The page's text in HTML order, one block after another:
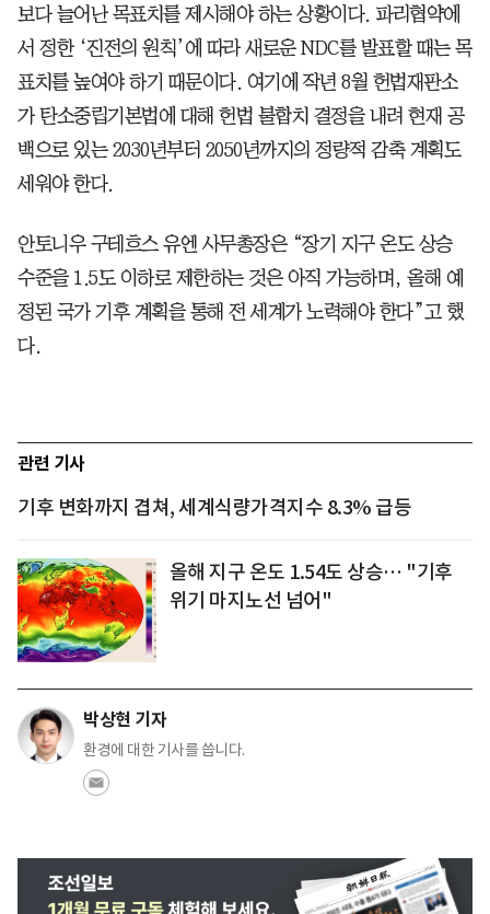
보다 늘어난 목표치를 제시해야 하는 상황이다. 파리협약에
서 정한 ‘진전의 원칙’에 따라 새로운 NDC를 발표할 때는 목
표치를 높여야 하기 때문이다. 여기에 작년 8월 헌법재판소
가 탄소중립기본법에 대해 헌법 불합치 결정을 내려 현재 공
백으로 있는 2030년부터 2050년까지의 정량적 감축 계획도
세워야 한다.
안토니우 구테흐스 유엔 사무총장은 “장기 지구 온도 상승
수준을 1.5도 이하로 제한하는 것은 아직 가능하며, 올해 예
정된 국가 기후 계획을 통해 전 세계가 노력해야 한다”고 했
다.
관련 기사
기후 변화까지 겹쳐, 세계식량가격지수 8.3% 급등
올해 지구 온도 1.54도 상승… "기후
위기 마지노선 넘어"
박상현 기자
환경에 대한 기사를 씁니다.